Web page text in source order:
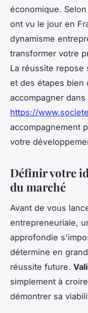
économique. Selon
ont vu le jour en
dynamisme
transformer votre
La réussite repose
et des étapes bien
accompagner
https://
accompagnement
votre
Définir votre
du marché
Avant de vous
entrepreneuriale,
approfondie
détermine en
réussite future.
simplement à
démontrer sa